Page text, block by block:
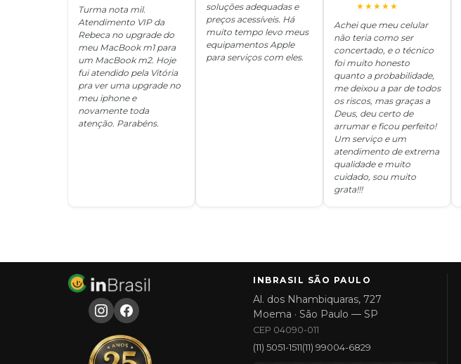
Turma nota mil.
Atendimento VIP da
Rebeca no upgrade do
meu MacBook m1 para
um MacBook m2. Hoje
fui atendido pela Vitória
pra ver uma upgrade no
meu iphone e
novamente toda
atenção. Parabéns.
soluções adequadas e
preços acessíveis. Há
muito tempo levo meus
equipamentos Apple
para serviços com eles.
★★★★★
Achei que meu celular
não teria como ser
concertado, e o técnico
foi muito honesto
quanto a probabilidade,
me deixou a par de todos
os riscos, mas graças a
Deus, deu certo de
arrumar e ficou perfeito!
Um serviço e um
atendimento de extrema
qualidade e muito
cuidado, sou muito
grata!!!
INBRASIL SÃO PAULO
Al. dos Nhambiquaras, 727
Moema · São Paulo — SP
CEP 04090-011
(11) 5051-1511(11) 99004-6829